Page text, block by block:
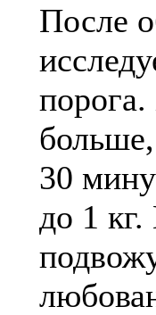
После
порога.
30
до 1